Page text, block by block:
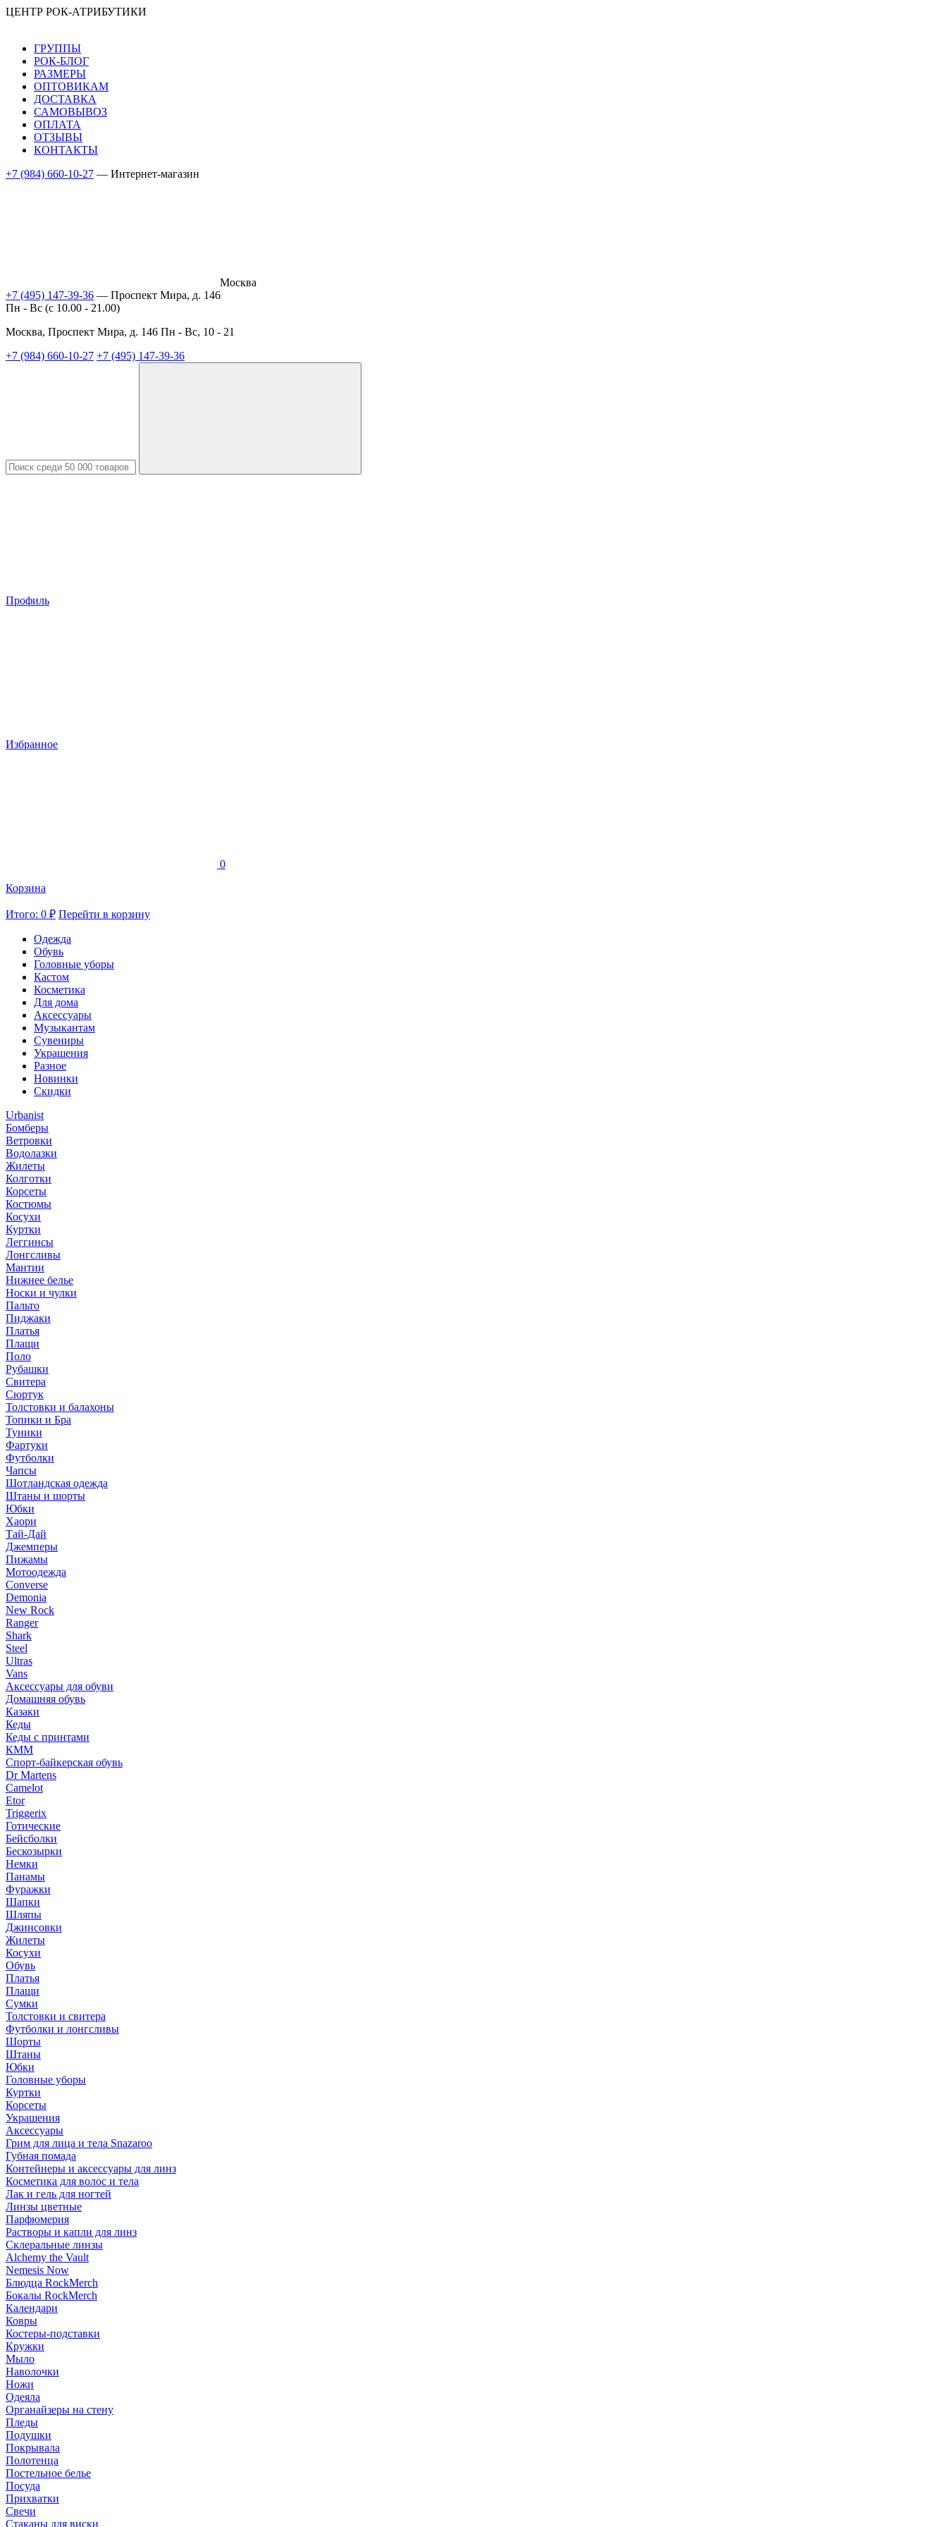
ЦЕНТР РОК-АТРИБУТИКИ
ГРУППЫ
РОК-БЛОГ
РАЗМЕРЫ
ОПТОВИКАМ
ДОСТАВКА
САМОВЫВОЗ
ОПЛАТА
ОТЗЫВЫ
КОНТАКТЫ
+7 (984) 660-10-27 — Интернет-магазин
Москва
+7 (495) 147-39-36 — Проспект Мира, д. 146
Пн - Вс (c 10.00 - 21.00)
Москва, Проспект Мира, д. 146 Пн - Вс, 10 - 21
+7 (984) 660-10-27 +7 (495) 147-39-36
Профиль
Избранное
0
Корзина
Итого: 0 ₽ Перейти в корзину
Одежда
Обувь
Головные уборы
Кастом
Косметика
Для дома
Аксессуары
Музыкантам
Сувениры
Украшения
Разное
Новинки
Скидки
Urbanist
Бомберы
Ветровки
Водолазки
Жилеты
Колготки
Корсеты
Костюмы
Косухи
Куртки
Леггинсы
Лонгсливы
Мантии
Нижнее белье
Носки и чулки
Пальто
Пиджаки
Платья
Плащи
Поло
Рубашки
Свитера
Сюртук
Толстовки и балахоны
Топики и Бра
Туники
Фартуки
Футболки
Чапсы
Шотландская одежда
Штаны и шорты
Юбки
Хаори
Тай-Дай
Джемперы
Пижамы
Мотоодежда
Converse
Demonia
New Rock
Ranger
Shark
Steel
Ultras
Vans
Аксессуары для обуви
Домашняя обувь
Казаки
Кеды
Кеды с принтами
КММ
Спорт-байкерская обувь
Dr Martens
Camelot
Etor
Triggerix
Готические
Бейсболки
Бескозырки
Немки
Панамы
Фуражки
Шапки
Шляпы
Джинсовки
Жилеты
Косухи
Обувь
Платья
Плащи
Сумки
Толстовки и свитера
Футболки и лонгсливы
Шорты
Штаны
Юбки
Головные уборы
Куртки
Корсеты
Украшения
Аксессуары
Грим для лица и тела Snazaroo
Губная помада
Контейнеры и аксессуары для линз
Косметика для волос и тела
Лак и гель для ногтей
Линзы цветные
Парфюмерия
Растворы и капли для линз
Склеральные линзы
Alchemy the Vault
Nemesis Now
Блюдца RockMerch
Бокалы RockMerch
Календари
Ковры
Костеры-подставки
Кружки
Мыло
Наволочки
Ножи
Одеяла
Органайзеры на стену
Пледы
Подушки
Покрывала
Полотенца
Постельное белье
Посуда
Прихватки
Свечи
Стаканы для виски